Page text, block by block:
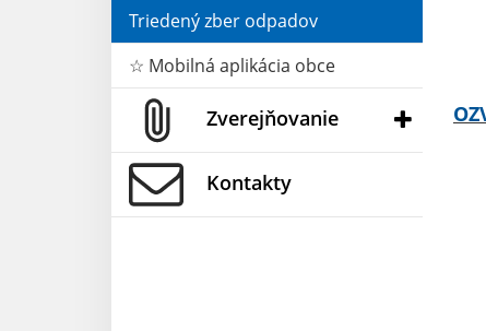
Triedený zber odpadov
☆ Mobilná aplikácia obce
Zverejňovanie
Kontakty